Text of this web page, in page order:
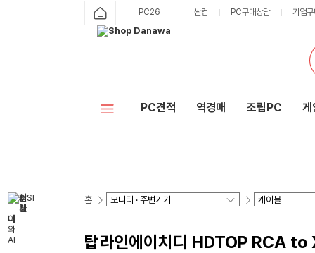
PC26 싼컴 PC구매상담 기업
PC견적 역경매 조립PC 게
홈
탑라인에이치디 HDTOP RCA